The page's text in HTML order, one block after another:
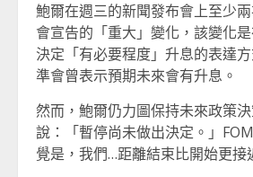
鮑爾在週三的新聞發布會上至少
會宣告的「重大」變化，該變化
決定「有必要程度」升息的表達
準會曾表示預期未來會有升息。
然而，鮑爾仍力圖保持未來政策
說：「暫停尚未做出決定。」
覺是，我們…距離結束比開始更接